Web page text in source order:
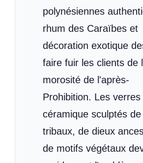
polynésiennes
rhum des Caraïbes et
décoration exotique
faire fuir les clients de
morosité de l'après-
Prohibition. Les verres
céramique sculptés
tribaux, de dieux
de motifs végétaux